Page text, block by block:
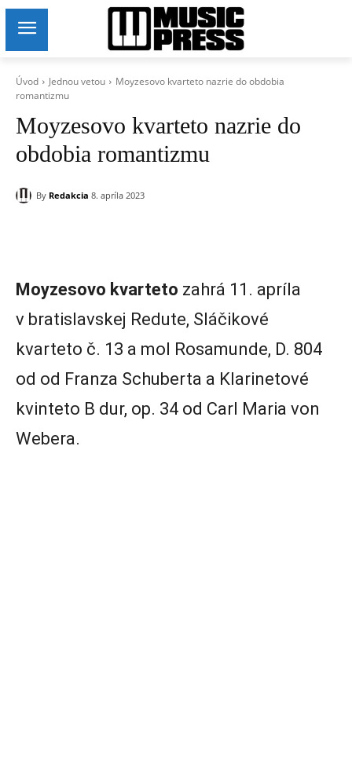
Úvod Jednou vetou
Moyzesovo kvarteto nazrie do obdobia
romantizmu
Moyzesovo kvarteto nazrie do
obdobia romantizmu
By Redakcia 8. apríla 2023
Moyzesovo kvarteto zahrá 11. apríla
v bratislavskej Redute, Sláčikové
kvarteto č. 13 a mol Rosamunde, D. 804
od od Franza Schuberta a Klarinetové
kvinteto B dur, op. 34 od Carl Maria von
Webera.